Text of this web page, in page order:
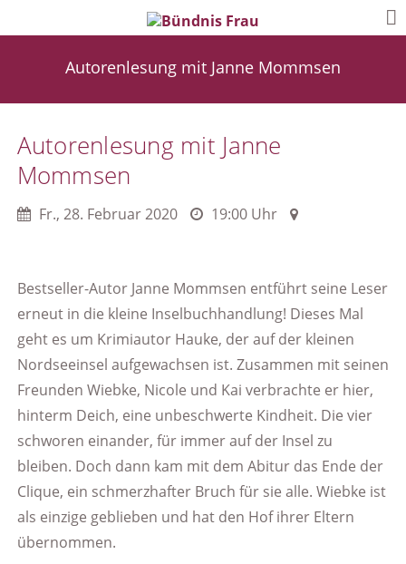
Autorenlesung mit Janne Mommsen
Autorenlesung mit Janne
Mommsen
Fr., 28. Februar 2020 19:00 Uhr
Bestseller-Autor Janne Mommsen entführt seine Leser
erneut in die kleine Inselbuchhandlung! Dieses Mal
geht es um Krimiautor Hauke, der auf der kleinen
Nordseeinsel aufgewachsen ist. Zusammen mit seinen
Freunden Wiebke, Nicole und Kai verbrachte er hier,
hinterm Deich, eine unbeschwerte Kindheit. Die vier
schworen einander, für immer auf der Insel zu
bleiben. Doch dann kam mit dem Abitur das Ende der
Clique, ein schmerzhafter Bruch für sie alle. Wiebke ist
als einzige geblieben und hat den Hof ihrer Eltern
übernommen.